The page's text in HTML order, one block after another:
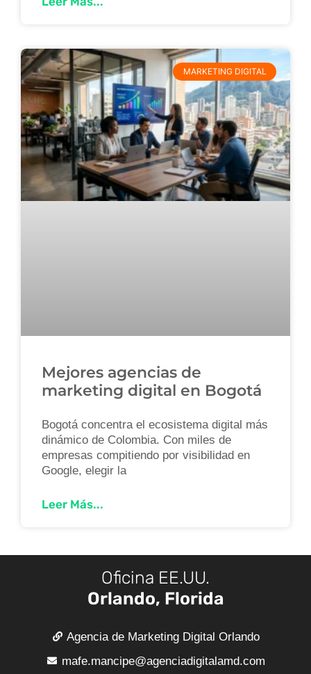
MARKETING DIGITAL
Mejores agencias de
marketing digital en Bogotá
Bogotá concentra el ecosistema digital más
dinámico de Colombia. Con miles de
empresas compitiendo por visibilidad en
Google, elegir la
Leer Más...
Oficina EE.UU.
Orlando, Florida
Agencia de Marketing Digital Orlando
mafe.mancipe@agenciadigitalamd.com